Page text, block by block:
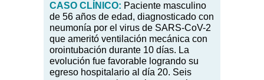
CASO CLÍNICO: Paciente masculino
de 56 años de edad, diagnosticado con
neumonía por el virus de SARS-CoV-2
que ameritó ventilación mecánica con
orointubación durante 10 días. La
evolución fue favorable logrando su
egreso hospitalario al día 20. Seis